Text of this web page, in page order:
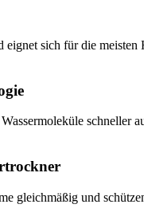
sich für die
schneller
gleichmäßig und